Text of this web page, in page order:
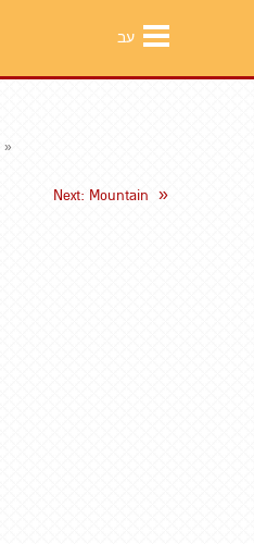
עב
»
Next: Mountain »